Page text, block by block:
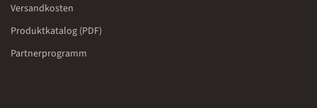
Versandkosten
Produktkatalog (PDF)
Partnerprogramm